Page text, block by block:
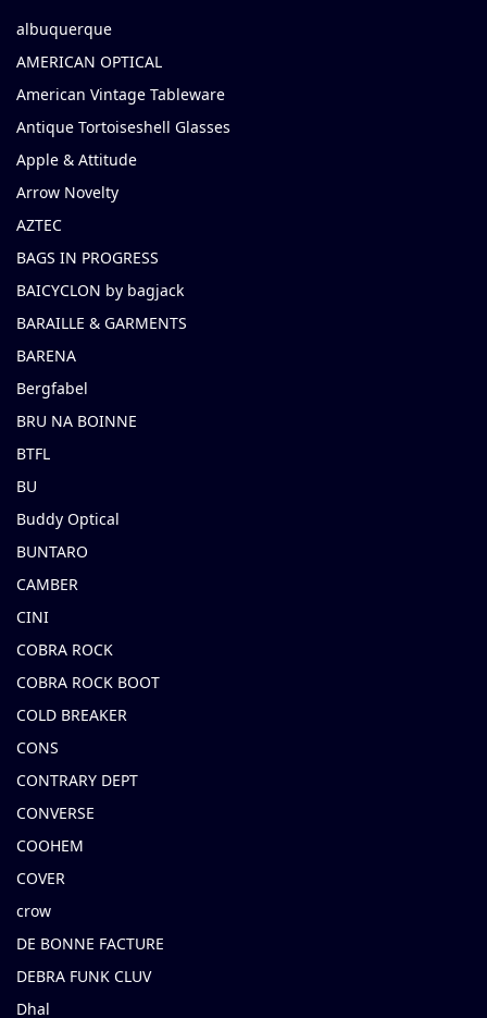
albuquerque
AMERICAN OPTICAL
American Vintage Tableware
Antique Tortoiseshell Glasses
Apple & Attitude
Arrow Novelty
AZTEC
BAGS IN PROGRESS
BAICYCLON by bagjack
BARAILLE & GARMENTS
BARENA
Bergfabel
BRU NA BOINNE
BTFL
BU
Buddy Optical
BUNTARO
CAMBER
CINI
COBRA ROCK
COBRA ROCK BOOT
COLD BREAKER
CONS
CONTRARY DEPT
CONVERSE
COOHEM
COVER
crow
DE BONNE FACTURE
DEBRA FUNK CLUV
Dhal